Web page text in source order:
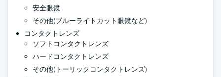
安全眼鏡
その他(ブルーライトカット眼鏡など)
コンタクトレンズ
ソフトコンタクトレンズ
ハードコンタクトレンズ
その他(トーリックコンタクトレンズ)